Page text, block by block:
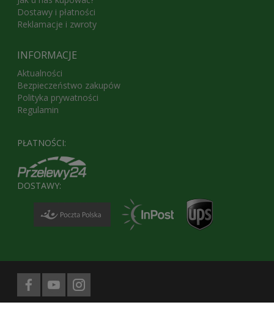
Dostawy i płatności
Reklamacje i zwroty
INFORMACJE
Aktualności
Bezpieczeństwo zakupów
Polityka prywatności
Regulamin
PŁATNOŚCI:
DOSTAWY: